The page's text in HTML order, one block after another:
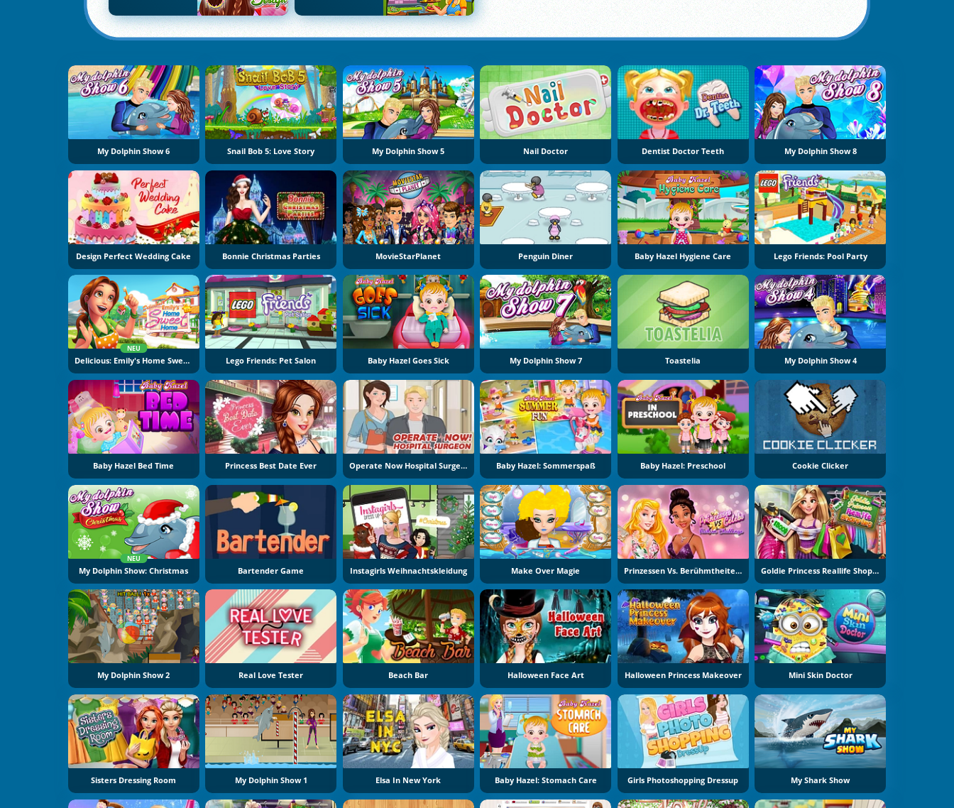
My Dolphin Show 6 Snail Bob 5: Love Story My Dolphin Show 5 Nail Doctor Dentist Doctor Teeth My Dolphin Show 8
Design Perfect Wedding Cake Bonnie Christmas Parties MovieStarPlanet Penguin Diner Baby Hazel Hygiene Care Lego Friends: Pool Party
NEU
Delicious: Emily's Home Sweet Home Lego Friends: Pet Salon Baby Hazel Goes Sick My Dolphin Show 7 Toastelia My Dolphin Show 4
Baby Hazel Bed Time Princess Best Date Ever Operate Now Hospital Surgeon Baby Hazel: Sommerspaß Baby Hazel: Preschool Cookie Clicker
NEU
My Dolphin Show: Christmas Bartender Game Instagirls Weihnachtskleidung Make Over Magie Prinzessen Vs. Berühmtheiten Modewettbewerb Goldie Princess Reallife Shopping
My Dolphin Show 2 Real Love Tester Beach Bar Halloween Face Art Halloween Princess Makeover Mini Skin Doctor
Sisters Dressing Room My Dolphin Show 1 Elsa In New York Baby Hazel: Stomach Care Girls Photoshopping Dressup My Shark Show